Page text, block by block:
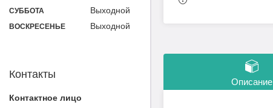
Описание
СУББОТА Выходной
ВОСКРЕСЕНЬЕ Выходной
Контакты